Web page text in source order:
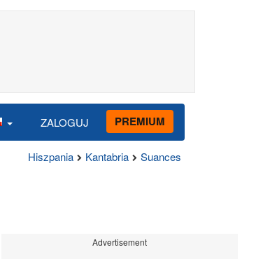
ZALOGUJ PREMIUM
Hiszpania Kantabria Suances
Advertisement